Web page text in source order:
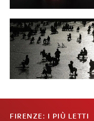
FIRENZE: I PIÙ LETTI